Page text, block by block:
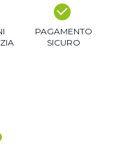
PAGAMENTO
SICURO